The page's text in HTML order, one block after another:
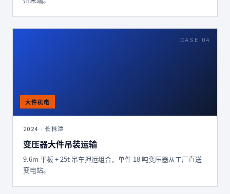
CASE 04
2024 · 长株潭
变压器大件吊装运输
9.6m 平板 + 25t 吊车押运组合，单件 18 吨变压器从工厂直送
变电站。